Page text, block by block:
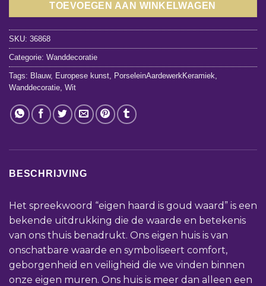
TOEVOEGEN AAN WINKELWAGEN
SKU: 36868
Categorie: Wanddecoratie
Tags: Blauw, Europese kunst PorseleinAardewerkKeramiek
Wanddecoratie Wit
BESCHRIJVING
Het spreekwoord “eigen haard is goud waard” is een
bekende uitdrukking die de waarde en betekenis
van ons thuis benadrukt. Ons eigen huis is van
onschatbare waarde en symboliseert comfort,
geborgenheid en veiligheid die we vinden binnen
onze eigen muren. Ons huis is meer dan alleen een